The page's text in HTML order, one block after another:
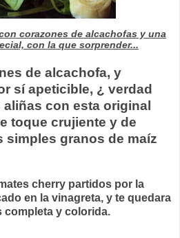
corazones de alcachofas y una
con la que sorprender...
de alcachofa, y
sí apeticible, ¿ verdad
con esta original
toque crujiente y de
simples granos de maíz
cherry partidos por la
en la vinagreta, y te quedara
completa y colorida.